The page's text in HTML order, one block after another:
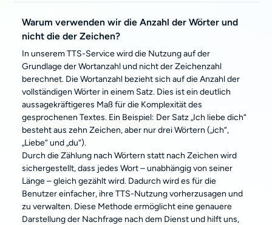
Warum verwenden wir die Anzahl der Wörter und
nicht die der Zeichen?
In unserem TTS-Service wird die Nutzung auf der
Grundlage der Wortanzahl und nicht der Zeichenzahl
berechnet. Die Wortanzahl bezieht sich auf die Anzahl der
vollständigen Wörter in einem Satz. Dies ist ein deutlich
aussagekräftigeres Maß für die Komplexität des
gesprochenen Textes. Ein Beispiel: Der Satz „Ich liebe dich“
besteht aus zehn Zeichen, aber nur drei Wörtern („ich“,
„Liebe“ und „du“).
Durch die Zählung nach Wörtern statt nach Zeichen wird
sichergestellt, dass jedes Wort – unabhängig von seiner
Länge – gleich gezählt wird. Dadurch wird es für die
Benutzer einfacher, ihre TTS-Nutzung vorherzusagen und
zu verwalten. Diese Methode ermöglicht eine genauere
Darstellung der Nachfrage nach dem Dienst und hilft uns,